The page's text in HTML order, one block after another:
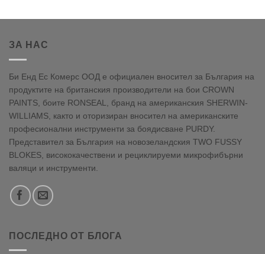
ЗА НАС
Би Енд Ес Комерс ООД е официален вносител за България на
продуктите на британския производители на бои CROWN
PAINTS, боите RONSEAL, бранд на американския SHERWIN-
WILLIAMS, както и оторизиран вносител на американските
професионални инструменти за боядисване PURDY.
Представител за България на новозеландския TWO FUSSY
BLOKES, висококачествени и рециклируеми микрофибърни
валяци и инструменти.
ПОСЛЕДНО ОТ БЛОГА